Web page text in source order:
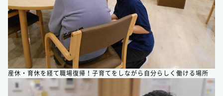
産休・育休を経て職場復帰！子育てをしながら自分らしく働ける場所